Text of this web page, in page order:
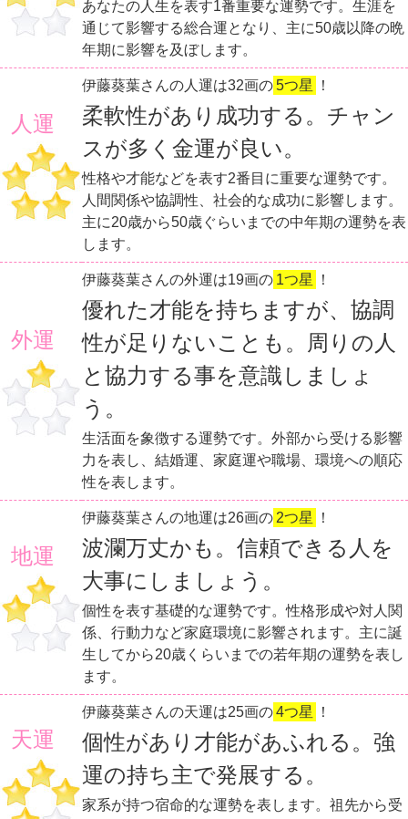
あなたの人生を表す1番重要な運勢です。生涯を
通じて影響する総合運となり、主に50歳以降の晩
年期に影響を及ぼします。
人運
伊藤葵葉さんの人運は32画の5つ星 ！
柔軟性があり成功する。チャン
スが多く金運が良い。
性格や才能などを表す2番目に重要な運勢です。
人間関係や協調性、社会的な成功に影響します。
主に20歳から50歳ぐらいまでの中年期の運勢を表
します。
外運
伊藤葵葉さんの外運は19画の 1つ星 ！
優れた才能を持ちますが、協調
性が足りないことも。周りの人
と協力する事を意識しましょ
う。
生活面を象徴する運勢です。外部から受ける影響
力を表し、結婚運、家庭運や職場、環境への順応
性を表します。
地運
伊藤葵葉さんの地運は26画の 2つ星 ！
波瀾万丈かも。信頼できる人を
大事にしましょう。
個性を表す基礎的な運勢です。性格形成や対人関
係、行動力など家庭環境に影響されます。主に誕
生してから20歳くらいまでの若年期の運勢を表し
ます。
天運
伊藤葵葉さんの天運は25画の4つ星 ！
個性があり才能があふれる。強
運の持ち主で発展する。
家系が持つ宿命的な運勢を表します。祖先から受